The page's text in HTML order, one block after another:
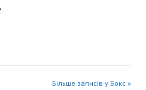
Більше записів у Бокс »